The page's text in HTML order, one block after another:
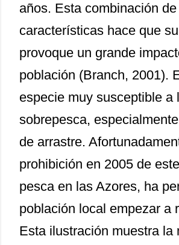
años. Esta combinación de
características hace que
provoque un grande
población (Branch, 2001).
especie muy susceptible a
sobrepesca,
de arrastre.
prohibición en 2005 de
pesca en las Azores, ha
población local empezar a
Esta ilustración muestra la